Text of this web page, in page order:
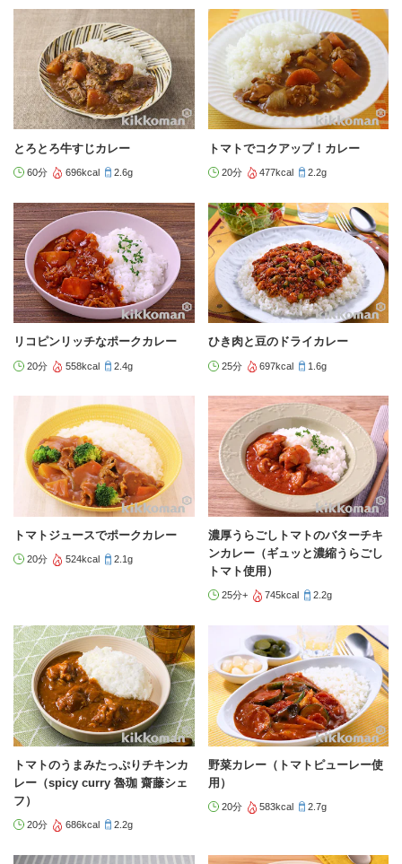
とろとろ牛すじカレー
60分 696kcal 2.6g
トマトでコクアップ！カレー
20分 477kcal 2.2g
リコピンリッチなポークカレー
20分 558kcal 2.4g
ひき肉と豆のドライカレー
25分 697kcal 1.6g
トマトジュースでポークカレー
20分 524kcal 2.1g
濃厚うらごしトマトのバターチキ
ンカレー（ギュッと濃縮うらごし
トマト使用）
25分+ 745kcal 2.2g
トマトのうまみたっぷりチキンカ
レー（spicy curry 魯珈 齋藤シェ
フ）
20分 686kcal 2.2g
野菜カレー（トマトピューレー使
用）
20分 583kcal 2.7g